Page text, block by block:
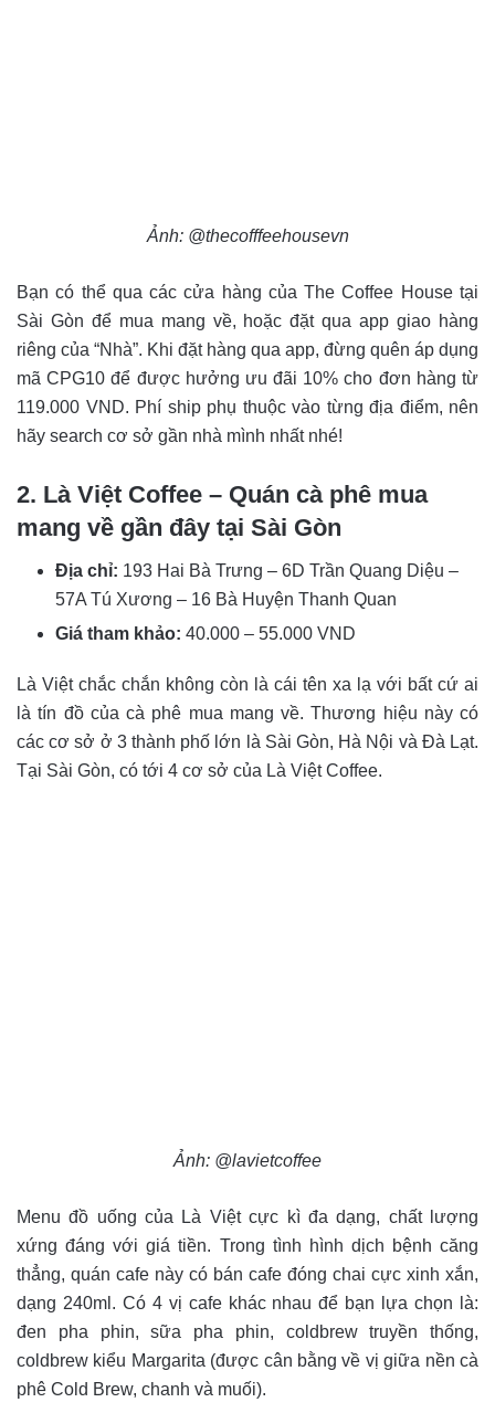
Ảnh: @thecofffeehousevn
Bạn có thể qua các cửa hàng của The Coffee House tại
Sài Gòn để mua mang về, hoặc đặt qua app giao hàng
riêng của “Nhà”. Khi đặt hàng qua app, đừng quên áp dụng
mã CPG10 để được hưởng ưu đãi 10% cho đơn hàng từ
119.000 VND. Phí ship phụ thuộc vào từng địa điểm, nên
hãy search cơ sở gần nhà mình nhất nhé!
2. Là Việt Coffee – Quán cà phê mua
mang về gần đây tại Sài Gòn
Địa chỉ: 193 Hai Bà Trưng – 6D Trần Quang Diệu –
57A Tú Xương – 16 Bà Huyện Thanh Quan
Giá tham khảo: 40.000 – 55.000 VND
Là Việt chắc chắn không còn là cái tên xa lạ với bất cứ ai
là tín đồ của cà phê mua mang về. Thương hiệu này có
các cơ sở ở 3 thành phố lớn là Sài Gòn, Hà Nội và Đà Lạt.
Tại Sài Gòn, có tới 4 cơ sở của Là Việt Coffee.
Ảnh: @lavietcoffee
Menu đồ uống của Là Việt cực kì đa dạng, chất lượng
xứng đáng với giá tiền. Trong tình hình dịch bệnh căng
thẳng, quán cafe này có bán cafe đóng chai cực xinh xắn,
dạng 240ml. Có 4 vị cafe khác nhau để bạn lựa chọn là:
đen pha phin, sữa pha phin, coldbrew truyền thống,
coldbrew kiểu Margarita (được cân bằng về vị giữa nền cà
phê Cold Brew, chanh và muối).